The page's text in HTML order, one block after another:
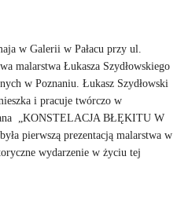
w Galerii w Pałacu przy ul.
malarstwa Łukasza Szydłowskiego
w Poznaniu. Łukasz Szydłowski
i pracuje twórczo w
„KONSTELACJA BŁĘKITU W
pierwszą prezentacją malarstwa w
wydarzenie w życiu tej